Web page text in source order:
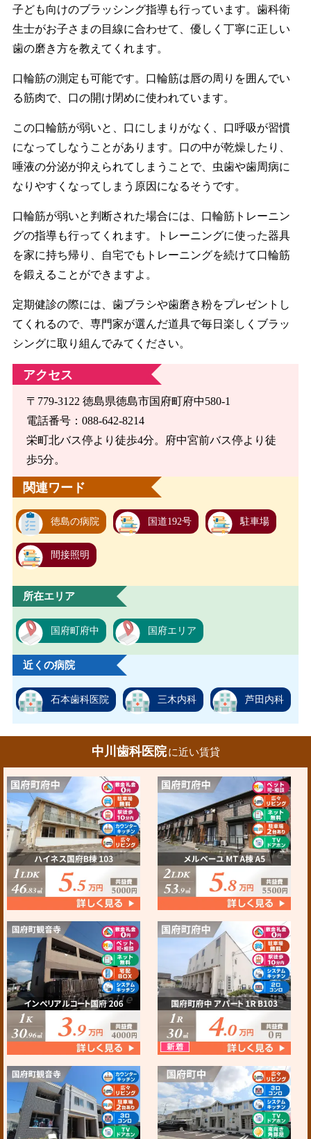
子ども向けのブラッシング指導も行っています。歯科衛
生士がお子さまの目線に合わせて、優しく丁寧に正しい
歯の磨き方を教えてくれます。
口輪筋の測定も可能です。口輪筋は唇の周りを囲んでい
る筋肉で、口の開け閉めに使われています。
この口輪筋が弱いと、口にしまりがなく、口呼吸が習慣
になってしなうことがあります。口の中が乾燥したり、
唾液の分泌が抑えられてしまうことで、虫歯や歯周病に
なりやすくなってしまう原因になるそうです。
口輪筋が弱いと判断された場合には、口輪筋トレーニン
グの指導も行ってくれます。トレーニングに使った器具
を家に持ち帰り、自宅でもトレーニングを続けて口輪筋
を鍛えることができますよ。
定期健診の際には、歯ブラシや歯磨き粉をプレゼントし
てくれるので、専門家が選んだ道具で毎日楽しくブラッ
シングに取り組んでみてください。
アクセス
〒779-3122 徳島県徳島市国府町府中580-1
電話番号：088-642-8214
栄町北バス停より徒歩4分。府中宮前バス停より徒
歩5分。
関連ワード
徳島の病院 国道192号 駐車場
間接照明
所在エリア
国府町府中 国府エリア
近くの病院
石本歯科医院 三木内科 芦田内科
中川歯科医院 に近い賃貸